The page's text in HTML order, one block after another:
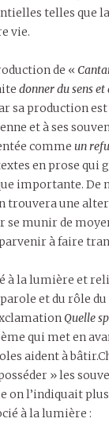
telles que
vie.
de «
donner du sens
sa production
et à ses
comme un
en prose qui
importante. De
trouvera une
se munir de
à faire
à la lumière et
et du rôle du
Quelle
qui met en
aident à
» les
on l’indiquait plus
à la lumière :